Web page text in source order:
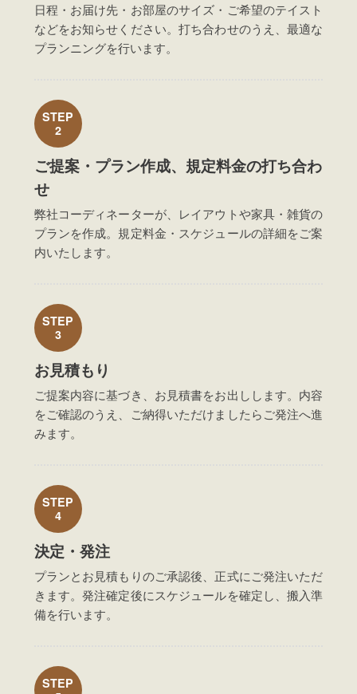
日程・お届け先・お部屋のサイズ・ご希望のテイスト
などをお知らせください。打ち合わせのうえ、最適な
プランニングを行います。
STEP
2
ご提案・プラン作成、規定料金の打ち合わ
せ
弊社コーディネーターが、レイアウトや家具・雑貨の
プランを作成。規定料金・スケジュールの詳細をご案
内いたします。
STEP
3
お見積もり
ご提案内容に基づき、お見積書をお出しします。内容
をご確認のうえ、ご納得いただけましたらご発注へ進
みます。
STEP
4
決定・発注
プランとお見積もりのご承認後、正式にご発注いただ
きます。発注確定後にスケジュールを確定し、搬入準
備を行います。
STEP